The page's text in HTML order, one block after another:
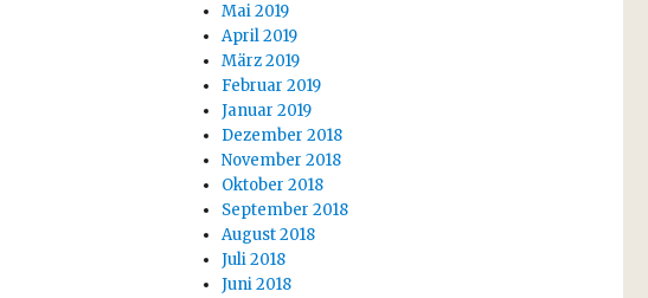
Mai 2019
April 2019
März 2019
Februar 2019
Januar 2019
Dezember 2018
November 2018
Oktober 2018
September 2018
August 2018
Juli 2018
Juni 2018